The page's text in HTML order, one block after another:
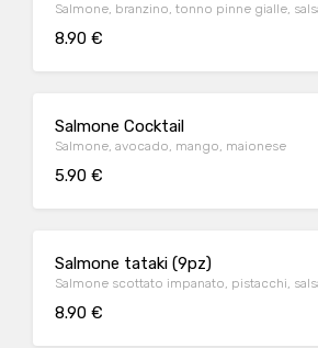
Salmone, branzino, tonno pinne gialle,
8.90 €
Salmone Cocktail
Salmone, avocado, mango, maionese
5.90 €
Salmone tataki (9pz)
Salmone scottato impanato, pistacchi,
8.90 €